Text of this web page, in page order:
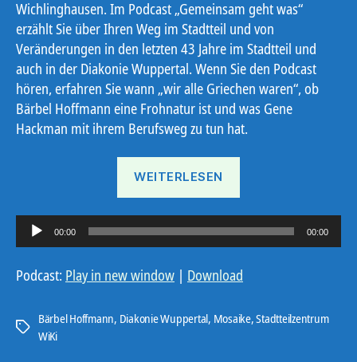
Wichlinghausen. Im Podcast „Gemeinsam geht was“
erzählt Sie über Ihren Weg im Stadtteil und von
Veränderungen in den letzten 43 Jahre im Stadtteil und
auch in der Diakonie Wuppertal. Wenn Sie den Podcast
hören, erfahren Sie wann „wir alle Griechen waren“, ob
Bärbel Hoffmann eine Frohnatur ist und was Gene
Hackman mit ihrem Berufsweg zu tun hat.
WEITERLESEN
u
d
-
00:00 00:00
Podcast: Play in new window | Download
Schlagwörter
Bärbel Hoffmann, Diakonie Wuppertal, Mosaike,Stadtteilzentrum
WiKi